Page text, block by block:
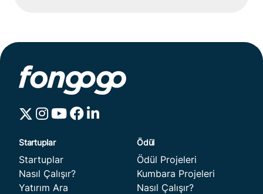
Fongogo güvencesi
Süreci baştan sona biz yönetiyor, hem girişimler
hem de yatırımcılar için güvenli bir yatırım
deneyimi sunuyoruz.
Startuplar
Nasıl Çalışır?
Yatırım Ara
Ödül Projeleri
Kumbara Projeleri
Nasıl Çalışır?